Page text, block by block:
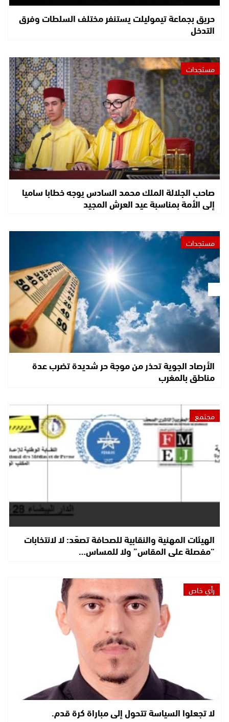
حريق بجماعة تيموليلت يستنفر مختلف السلطات وفرق
التدخل
مستجدات
صاحب الجلالة الملك محمد السادس يوجه خطابا ساميا
إلى الأمة بمناسبة عيد العرش المجيد
مستجدات
الأرصاد الجوية تحذر من موجة حر شديدة تضرب عدة
مناطق بالمغرب
مجتمع
الهيئات المهنية والنقابية للصحافة تصعّد: لا لانتخابات
“مفصلة على المقاس” ولا للمساس…
رأي خاص
لا تجعلوا السياسة تتحول إلى مباراة كرة قدم.